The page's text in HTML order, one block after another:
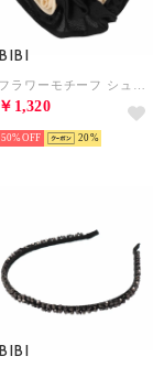
BIBI
￥1,320
50% 20
BIBI